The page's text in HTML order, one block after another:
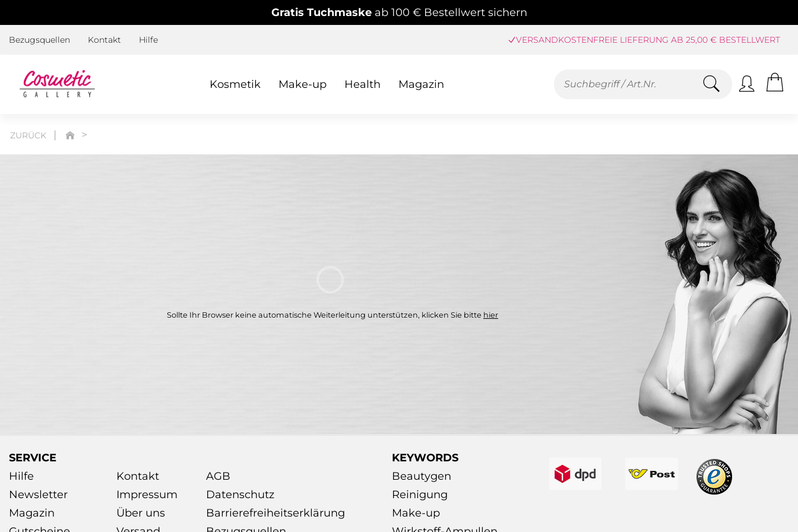
Gratis Tuchmaskeab 100 € Bestellwert sichern
Bezugsquellen Kontakt Hilfe
VERSANDKOSTENFREIE LIEFERUNG AB 25,00 € BESTELLWERT
SCHNELLE LIEFERUNG (BEI VERFÜGBARKEIT)
FREUNDLICHER SERVICE 0800-808159
Kosmetik Make-up Health Magazin
ZURÜCK
Sollte Ihr Browser keine automatische Weiterleitung unterstützen, klicken Sie bitte hier
SERVICE
Hilfe
Newsletter
Magazin
Kontakt
Impressum
Über uns
AGB
Datenschutz
Barrierefreiheitserklärung
KEYWORDS
Beautygen
Reinigung
Make-up